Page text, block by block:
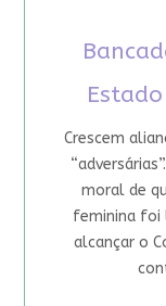
Crescem
moral de
feminina foi
alcançar o